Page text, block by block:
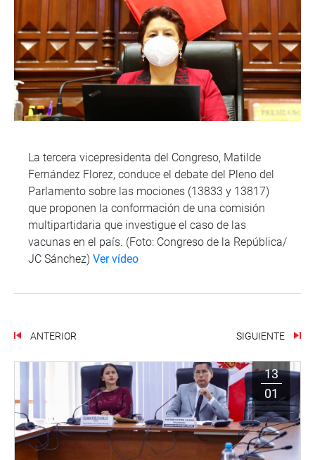
La tercera vicepresidenta del Congreso, Matilde
Fernández Florez, conduce el debate del Pleno del
Parlamento sobre las mociones (13833 y 13817)
que proponen la conformación de una comisión
multipartidaria que investigue el caso de las
vacunas en el país. (Foto: Congreso de la República/
JC Sánchez) Ver vídeo
ANTERIOR SIGUIENTE
13
01